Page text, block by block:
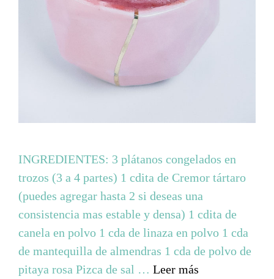
INGREDIENTES: 3 plátanos congelados en
trozos (3 a 4 partes) 1 cdita de Cremor tártaro
(puedes agregar hasta 2 si deseas una
consistencia mas estable y densa) 1 cdita de
canela en polvo 1 cda de linaza en polvo 1 cda
de mantequilla de almendras 1 cda de polvo de
pitaya rosa Pizca de sal … Leer más